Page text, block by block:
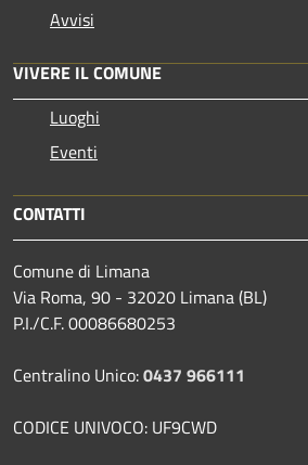
Avvisi
VIVERE IL COMUNE
Luoghi
Eventi
CONTATTI
Comune di Limana
Via Roma, 90 - 32020 Limana (BL)
P.I./C.F. 00086680253
Centralino Unico:0437 966111
CODICE UNIVOCO: UF9CWD